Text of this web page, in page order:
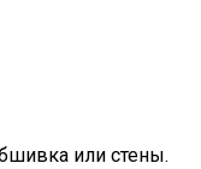
или стены.